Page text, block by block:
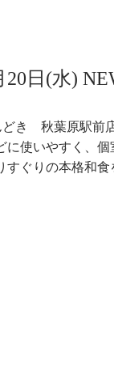
20日(水)
き 秋葉原駅前
使いやすく、個
ぐりの本格和食